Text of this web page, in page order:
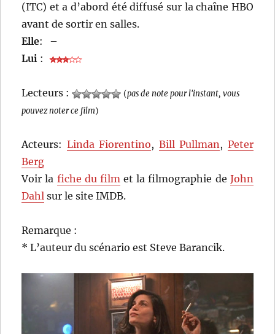
(ITC) et a d’abord été diffusé sur la chaîne HBO
avant de sortir en salles.
Elle:
–
Lui :
Lecteurs : (pas de note pour l'instant, vous
pouvez noter ce film)
Acteurs: Linda Fiorentino, Bill Pullman, Peter
Berg
Voir la fiche du filmet la filmographie de John
Dahl sur le site IMDB.
Remarque :
* L’auteur du scénario est Steve Barancik.